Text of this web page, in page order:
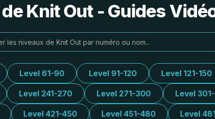
Knit Out - Guides
Level 61-90 Level 91-120 Level 121-150
Level 241-270 Level 271-300 Level
Level 421-450 Level 451-480 Level